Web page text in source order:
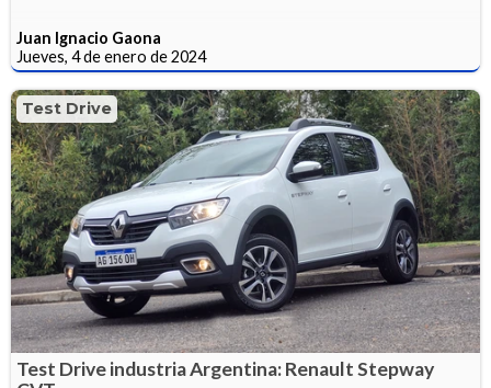
Juan Ignacio Gaona
Jueves, 4 de enero de 2024
Test Drive
Test Drive industria Argentina: Renault Stepway